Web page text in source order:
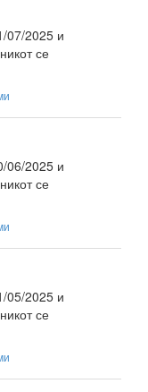
07/2025 и
се
06/2025 и
се
05/2025 и
се